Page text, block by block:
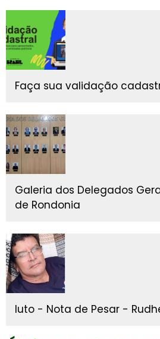
Faça sua validação
Galeria dos Delegados
de Rondonia
luto - Nota de Pesar -